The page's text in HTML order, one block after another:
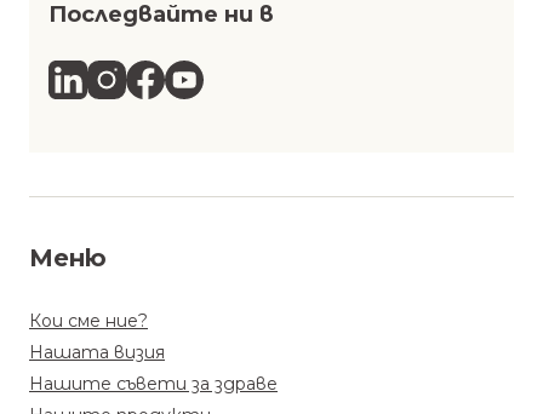
Последвайте ни в
Меню
Кои сме ние?
Нашата визия
Нашите съвети за здраве